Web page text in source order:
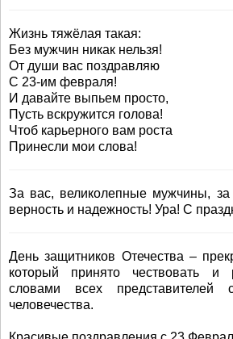
Жизнь тяжёлая такая:
Без мужчин никак нельзя!
От души вас поздравляю
С 23-им февраля!
И давайте выпьем просто,
Пусть вскружится голова!
Чтоб карьерного вам роста
Принесли мои слова!
За вас, великолепные мужчины, за
верность и надежность! Ура! С
День защитников Отечества –
который принято чествовать и
словами всех представителей
человечества.